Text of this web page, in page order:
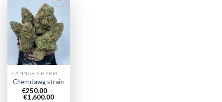
Add to
wishlist
Chemdawg strain
€250.00 –
€1,600.00Plage